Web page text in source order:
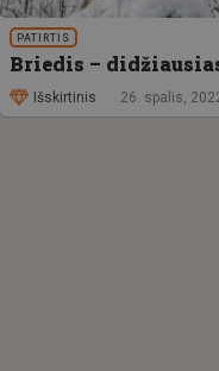
PATIRTIS
Briedis –
Išskirtinis 26. spalis,